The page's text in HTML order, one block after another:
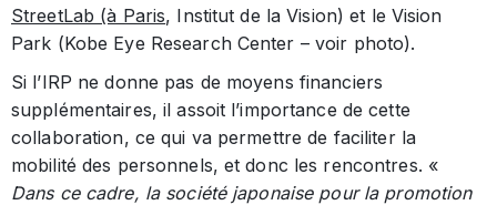
StreetLab (à Paris, Institut de la Vision) et le Vision
Park (Kobe Eye Research Center – voir photo).
Si l’IRP ne donne pas de moyens financiers
supplémentaires, il assoit l’importance de cette
collaboration, ce qui va permettre de faciliter la
mobilité des personnels, et donc les rencontres. «
Dans ce cadre, la société japonaise pour la promotion